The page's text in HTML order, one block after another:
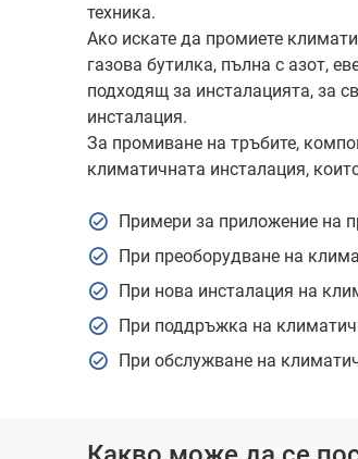
техника.
Ако искате да промиете
газова бутилка, пълна с азот,
подходящ за инсталацията, за
инсталация.
За промиване на тръбите,
климатичната инсталация,
Примери за приложение на
При преоборудване на
При нова инсталация на
При поддръжка на
При обслужване на